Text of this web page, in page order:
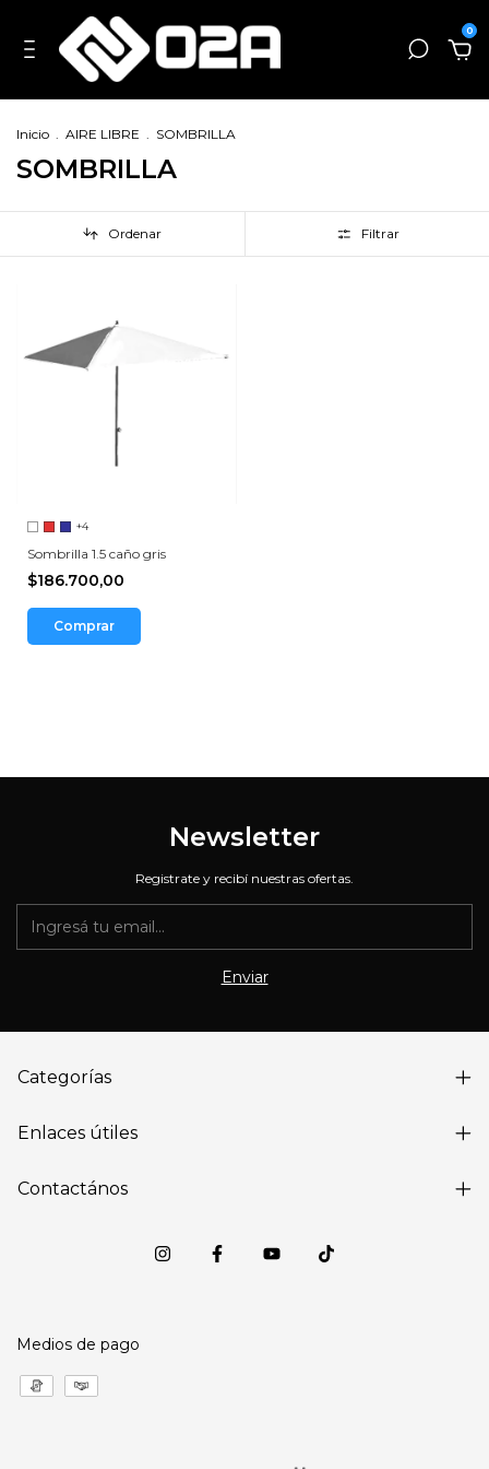
0
Inicio . AIRE LIBRE . SOMBRILLA
SOMBRILLA
Ordenar Filtrar
+4
Sombrilla 1.5 caño gris
$186.700,00
Comprar
Newsletter
Registrate y recibí nuestras ofertas.
Categorías
Enlaces útiles
Contactános
Medios de pago